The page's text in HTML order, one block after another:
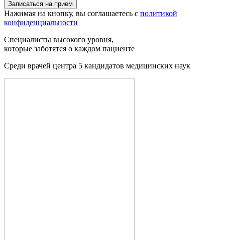
Нажимая на кнопку, вы соглашаетесь с политикой
конфиденциальности
Специалисты высокого уровня,
которые заботятся о каждом пациенте
Среди врачей центра 5 кандидатов медицинских наук